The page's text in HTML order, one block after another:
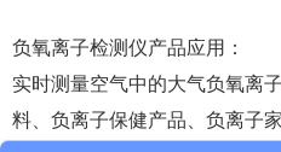
负氧离子检测仪产品应用：
实时测量空气中的大气负氧离
料、负离子保健产品、负离子